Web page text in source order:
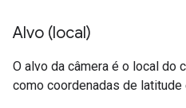
Alvo (local)
O alvo da câmera é o local do
como coordenadas de latitude